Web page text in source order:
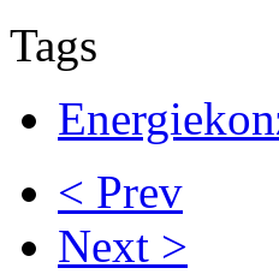
Tags
< Prev
Next >